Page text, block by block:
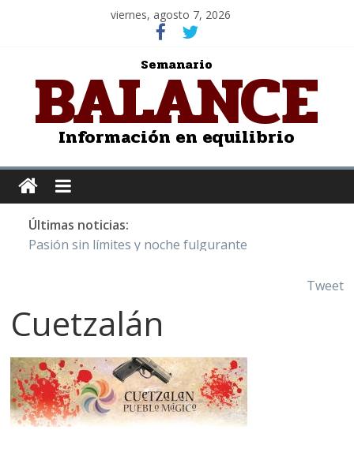
viernes, agosto 7, 2026
Semanario
BALANCE
Información en equilibrio
Últimas noticias:
Pasión sin límites y noche fulgurante
Juntos hasta el último minuto
Tweet
Cuetzalán